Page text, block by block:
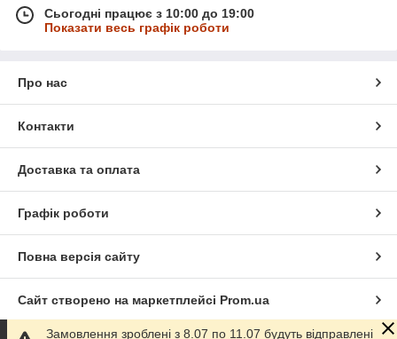
Сьогодні працює з 10:00 до 19:00
Показати весь графік роботи
Про нас
Контакти
Доставка та оплата
Графік роботи
Повна версія сайту
Сайт створено на маркетплейсі Prom.ua
Замовлення зроблені з 8.07 по 11.07 будуть відправлені